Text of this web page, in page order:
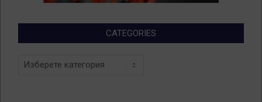
CATEGORIES
Categories